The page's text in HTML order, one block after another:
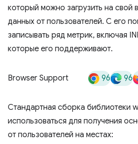
который можно загрузить на свой
данных от пользователей. С его
записывать ряд метрик, включая
которые его поддерживают.
Browser Support 96 96
Стандартная сборка библиотеки
использоваться для получения
от пользователей на местах: